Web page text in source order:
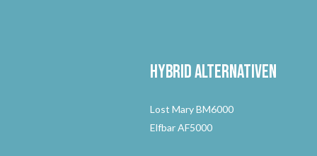
Hybrid Alternativen
Lost Mary BM6000
Elfbar AF5000